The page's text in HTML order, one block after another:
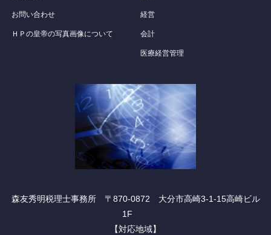
お問い合わせ
ＨＰの皇帝の写真画像について
経営
会計
医療経営管理
森友秀明税理士事務所 〒870-0872 大分市高崎3-1-15高崎ビル
1F
【対応地域】